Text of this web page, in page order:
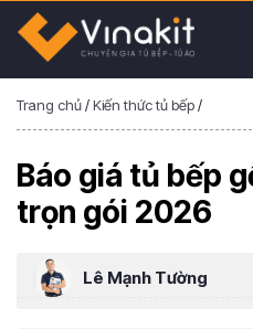
Trang chủ/Kiến thức tủ bếp/
Báo giá tủ bếp
trọn gói 2026
Lê Mạnh Tường